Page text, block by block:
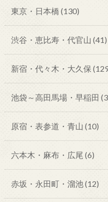
東京・日本橋 (130)
渋谷・恵比寿・代官山 (41)
新宿・代々木・大久保
池袋～高田馬場・早稲田
原宿・表参道・青山 (10)
六本木・麻布・広尾 (6)
赤坂・永田町・溜池(12)